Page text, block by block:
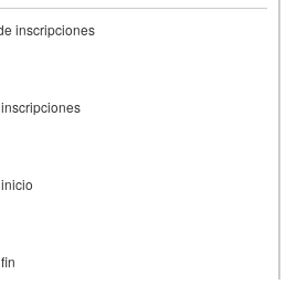
inscripciones